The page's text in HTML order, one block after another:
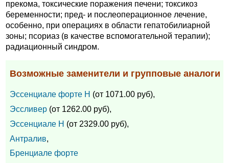
прекома, токсические поражения печени; токсикоз
беременности; пред- и послеоперационное лечение,
особенно, при операциях в области гепатобилиарной
зоны; псориаз (в качестве вспомогательной терапии);
радиационный синдром.
Возможные заменители и групповые аналоги
Эссенциале форте Н (от 1071.00 руб),
Эссливер (от 1262.00 руб),
Эссенциале Н (от 2329.00 руб),
Антралив,
Бренциале форте